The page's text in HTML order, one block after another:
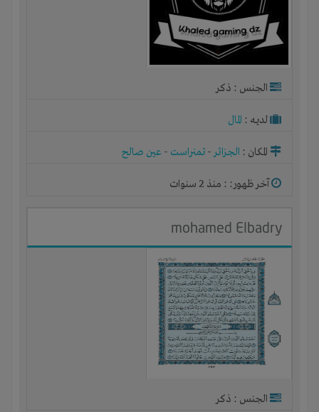
الجنس : ذكر
لديـه : المال
المكان : الجزائر- تمنراست - عين صالح
آخر ظهور: : منذ 2 سنوات
mohamed Elbadry
الجنس : ذكر